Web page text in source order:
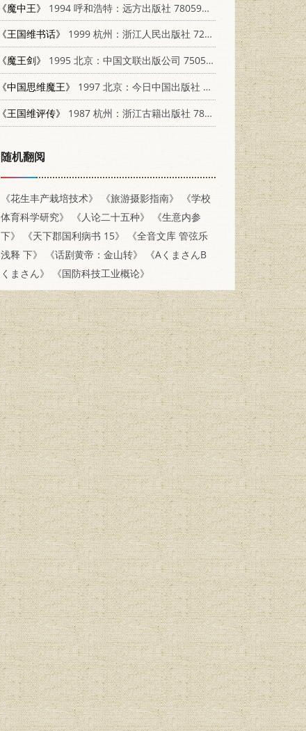
《魔中王》
1994 呼和浩特：远方出版社 7805950938
《王国维书话》
1999 杭州：浙江人民出版社 7213015397
《魔王剑》
1995 北京：中国文联出版公司 7505922017
《中国思维魔王》
1997 北京：今日中国出版社 7507206815
《王国维评传》
1987 杭州：浙江古籍出版社 7805180180
随机翻阅
《花生丰产栽培技术》 《旅游摄影指南》
《学校
体育科学研究》
《人论二十五种》
《生意内参
下》
《天下郡国利病书 15》
《全音文库 管弦乐
浅释 下》
《话剧黄帝：金山转》
《AくまさんB
くまさん》
《国防科技工业概论》